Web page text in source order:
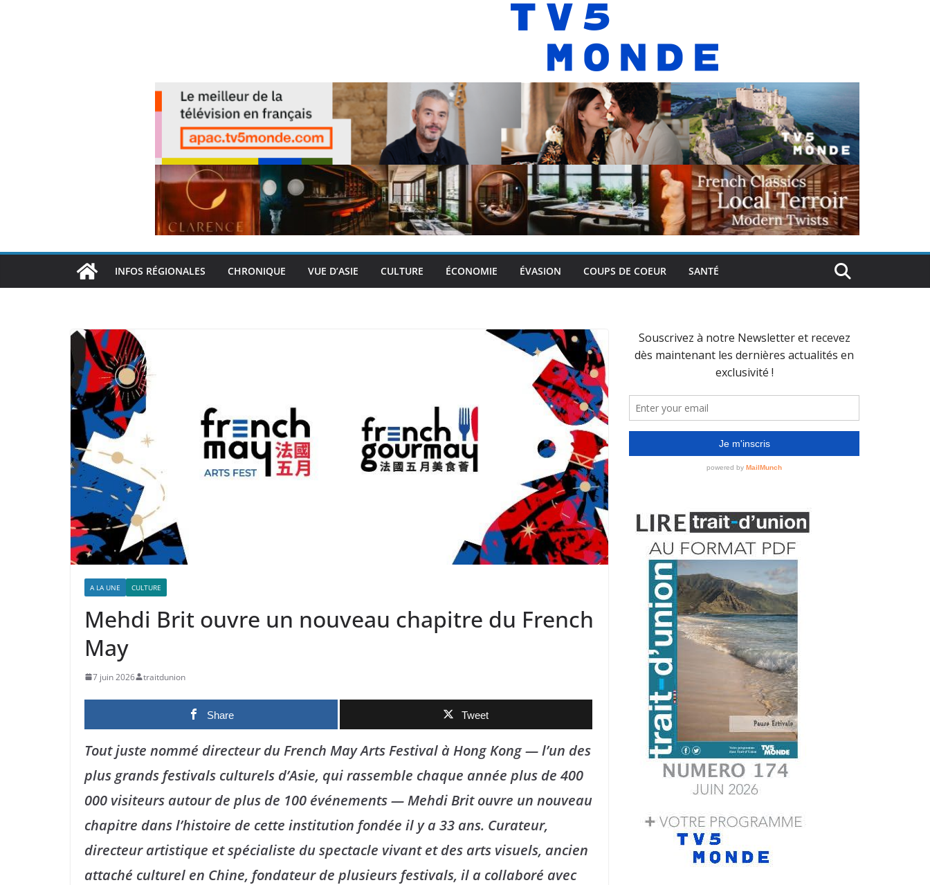
INFOS RÉGIONALES CHRONIQUE VUE D’ASIE CULTURE ÉCONOMIE ÉVASION COUPS DE COEUR SANTÉ
A LA UNE CULTURE
Mehdi Brit ouvre un nouveau chapitre du French
May
7 juin 2026 traitdunion
Share Tweet
Tout juste nommé directeur du French May Arts Festival à Hong Kong — l’un des
plus grands festivals culturels d’Asie, qui rassemble chaque année plus de 400
000 visiteurs autour de plus de 100 événements — Mehdi Brit ouvre un nouveau
chapitre dans l’histoire de cette institution fondée il y a 33 ans. Curateur,
directeur artistique et spécialiste du spectacle vivant et des arts visuels, ancien
attaché culturel en Chine, fondateur de plusieurs festivals, il a collaboré avec